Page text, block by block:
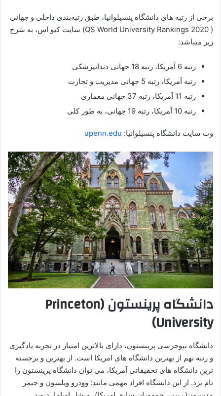
برخی از رتبه های دانشگاه پنسیلوانیا، طبق رتبه‌بندی داخلی و جهانی
( QS World University Rankings 2020) سایت کیو اس، به شرح
زیر میباشد:
رتبه 6 آمریکا، رتبه 18 جهانی دندانپزشکی
رتبه آمریکا، رتبه 5 جهانی مدیریت و تجارت
رتبه 11 آمریکا، رتبه 37 جهانی معماری
رتبه 10 آمریکا، رتبه 19 جهانی، به طور کلی
وب سایت دانشگاه پنسیلوانیا: upenn.edu
دانشگاه پرینستون (Princeton
University)
دانشگاه نیوجرسی پرینستون، دارای بالاترین امتیاز در تجربه یادگیری
و رتبه نهم از بهترین دانشگاه های امریکا است. از بهترین و برجسته
ترین دانشگاه های تحقیقاتی آمریکا، می توان دانشگاه پرینستون را
نام برد. از این دانشگاه افراد مهمی مانند: وودرو ویلسون و جیمز